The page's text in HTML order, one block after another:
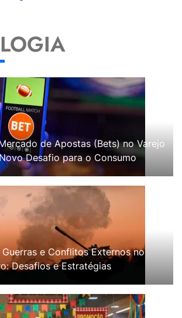
de Apostas (Bets) no Varejo
Desafio para o Consumo
e Conflitos Externos no
Desafios e Estratégias